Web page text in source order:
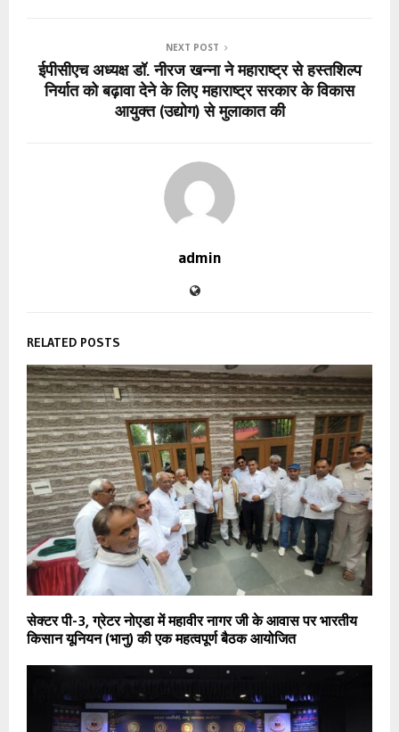
NEXT POST
ईपीसीएच अध्यक्ष डॉ. नीरज खन्ना ने महाराष्ट्र से हस्तशिल्प
निर्यात को बढ़ावा देने के लिए महाराष्ट्र सरकार के विकास
आयुक्त (उद्योग) से मुलाकात की
admin
RELATED POSTS
सेक्टर पी-3, ग्रेटर नोएडा में महावीर नागर जी के आवास पर भारतीय
किसान यूनियन (भानु) की एक महत्वपूर्ण बैठक आयोजित